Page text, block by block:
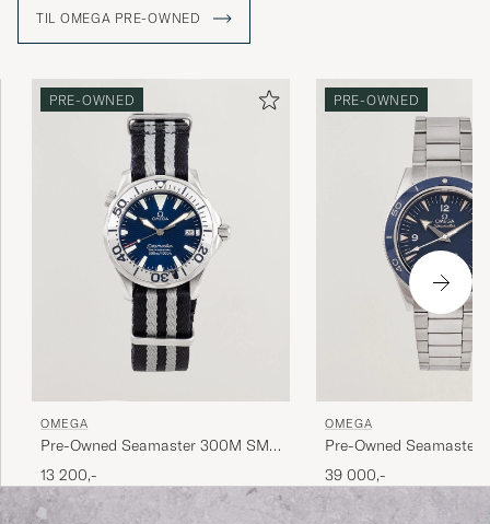
TIL OMEGA PRE-OWNED
PRE-OWNED
OMEGA
Pre-Owned Seamaster 300M SMP
Midsize
13 200,-
PRE-OWNED
OMEGA
Pre-Owned Seamaster
39 000,-